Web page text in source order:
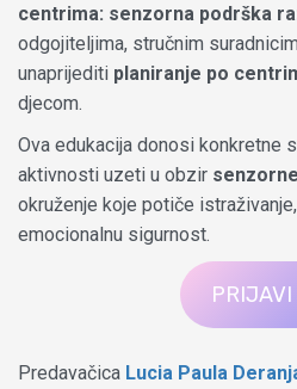
centrima: senzorna podrška
odgojiteljima, stručnim
unaprijediti planiranje po
djecom.
Ova edukacija donosi konkretne
aktivnosti uzeti u obzir
okruženje koje potiče
emocionalnu sigurnost.
PRIJAVI
Predavačica Lucia Paula